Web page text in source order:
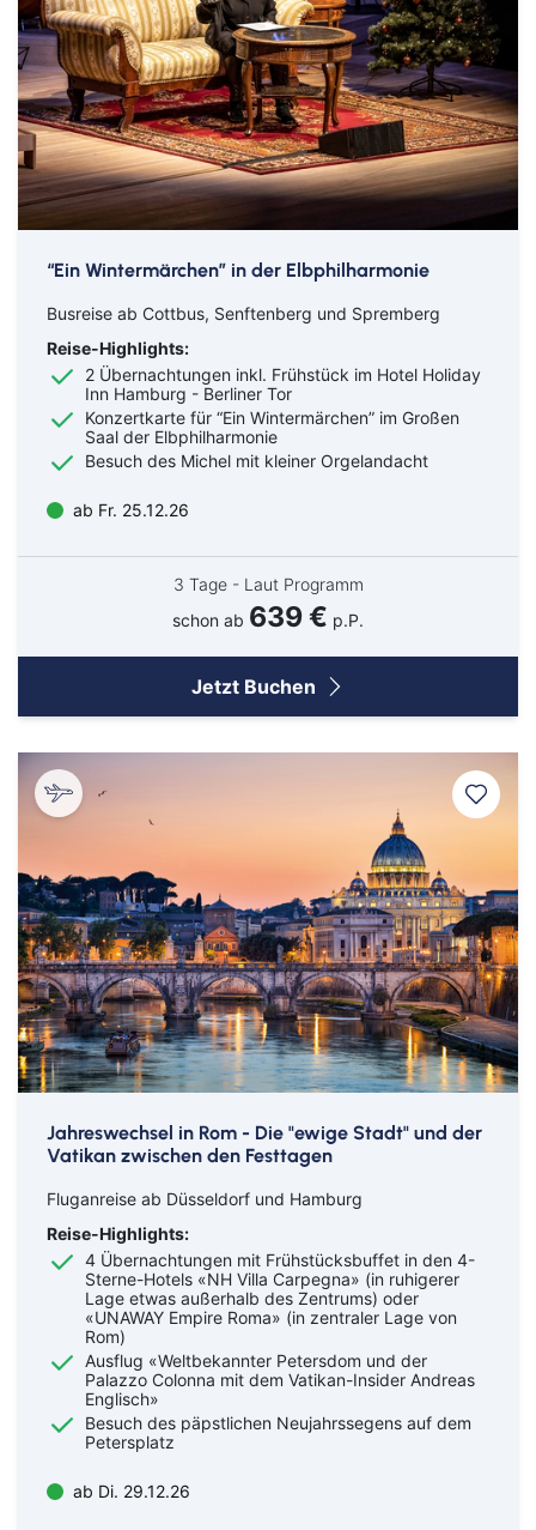
“Ein Wintermärchen” in der Elbphilharmonie
Busreise ab Cottbus, Senftenberg und Spremberg
Reise-Highlights:
2 Übernachtungen inkl. Frühstück im Hotel Holiday
Inn Hamburg - Berliner Tor
Konzertkarte für “Ein Wintermärchen” im Großen
Saal der Elbphilharmonie
Besuch des Michel mit kleiner Orgelandacht
ab Fr. 25.12.26
3 Tage - Laut Programm
schon ab 639 € p.P.
Jetzt Buchen
Jahreswechsel in Rom - Die "ewige Stadt" und der
Vatikan zwischen den Festtagen
Fluganreise ab Düsseldorf und Hamburg
Reise-Highlights:
4 Übernachtungen mit Frühstücksbuffet in den 4-
Sterne-Hotels «NH Villa Carpegna» (in ruhigerer
Lage etwas außerhalb des Zentrums) oder
«UNAWAY Empire Roma» (in zentraler Lage von
Rom)
Ausflug «Weltbekannter Petersdom und der
Palazzo Colonna mit dem Vatikan-Insider Andreas
Englisch»
Besuch des päpstlichen Neujahrssegens auf dem
Petersplatz
ab Di. 29.12.26